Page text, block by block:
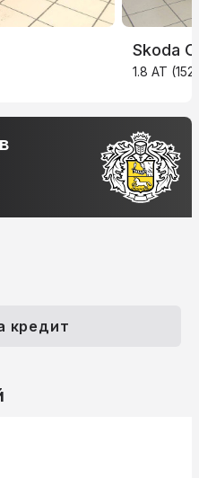
Skoda
1.8 AT
кредит